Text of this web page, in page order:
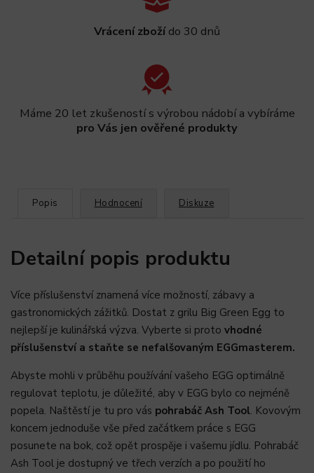
Vrácení zbožído 30 dnů
Máme 20 let zkušeností s výrobou nádobí a vybíráme
pro Vás jen ověřené produkty
Popis Hodnocení Diskuze
Detailní popis produktu
Více příslušenství znamená více možností, zábavy a
gastronomických zážitků. Dostat z grilu Big Green Egg to
nejlepší je kulinářská výzva. Vyberte si proto vhodné
příslušenství a staňte se nefalšovaným EGGmasterem.
Abyste mohli v průběhu používání vašeho EGG optimálně
regulovat teplotu, je důležité, aby v EGG bylo co nejméně
popela. Naštěstí je tu pro vás pohrabáč Ash Tool. Kovovým
koncem jednoduše vše před začátkem práce s EGG
posunete na bok, což opět prospěje i vašemu jídlu. Pohrabáč
Ash Tool je dostupný ve třech verzích a po použití ho